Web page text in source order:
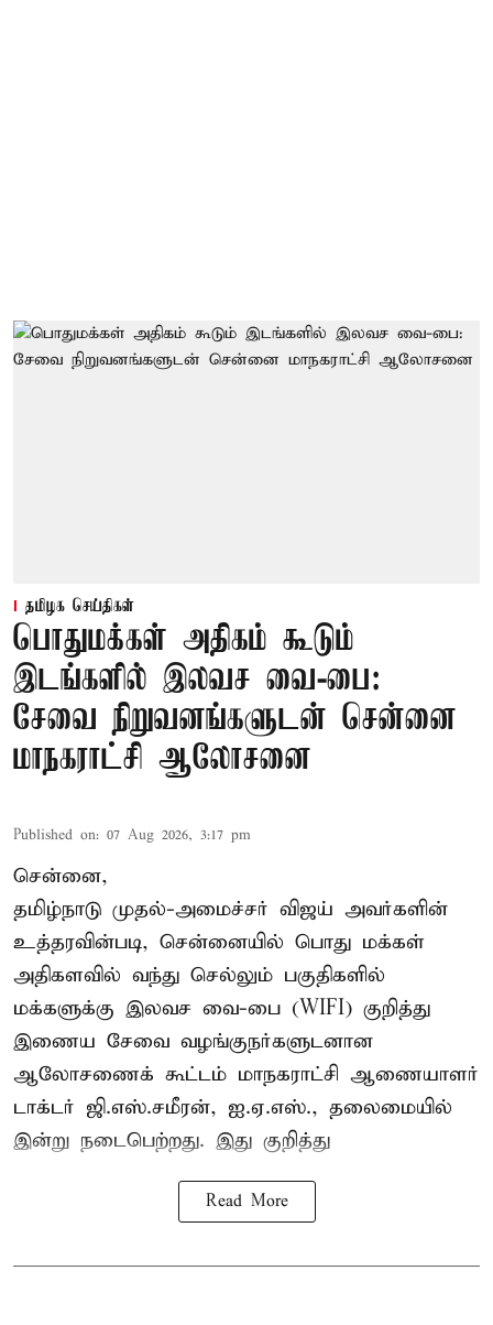
தமிழக செய்திகள்
பொதுமக்கள் அதிகம் கூடும்
இடங்களில் இலவச வை-பை:
சேவை நிறுவனங்களுடன் சென்னை
மாநகராட்சி ஆலோசனை
Published on: 07 Aug 2026, 3:17 pm
சென்னை,
தமிழ்நாடு முதல்-அமைச்சர் விஜய் அவர்களின்
உத்தரவின்படி, சென்னையில் பொது மக்கள்
அதிகளவில் வந்து செல்லும் பகுதிகளில்
மக்களுக்கு இலவச வை-பை (WIFI) குறித்து
இணைய சேவை வழங்குநர்களுடனான
ஆலோசணைக் கூட்டம் மாநகராட்சி ஆணையாளர்
டாக்டர் ஜி.எஸ்.சமீரன், ஐ.ஏ.எஸ்., தலைமையில்
இன்று நடைபெற்றது. இது குறித்து
Read More